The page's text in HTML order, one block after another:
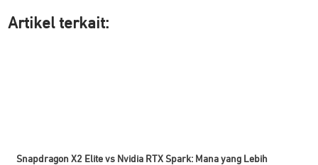
Artikel terkait:
Snapdragon X2 Elite vs Nvidia RTX Spark: Mana yang Lebih